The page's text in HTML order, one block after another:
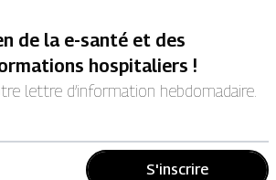
de la e-santé et des
hospitaliers !
lettre d’information hebdomadaire.
S'inscrire